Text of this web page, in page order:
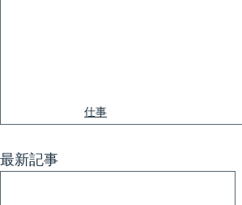
仕事
最新記事